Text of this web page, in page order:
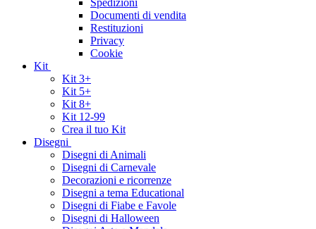
Spedizioni
Documenti di vendita
Restituzioni
Privacy
Cookie
Kit
Kit 3+
Kit 5+
Kit 8+
Kit 12-99
Crea il tuo Kit
Disegni
Disegni di Animali
Disegni di Carnevale
Decorazioni e ricorrenze
Disegni a tema Educational
Disegni di Fiabe e Favole
Disegni di Halloween